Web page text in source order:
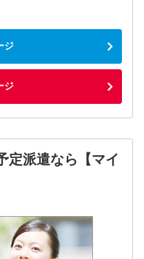
ジ
ジ
派遣なら【マイ